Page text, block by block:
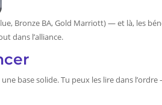
Bronze BA, Gold Marriott) — et là, les
dans l’alliance.
base solide. Tu peux les lire dans